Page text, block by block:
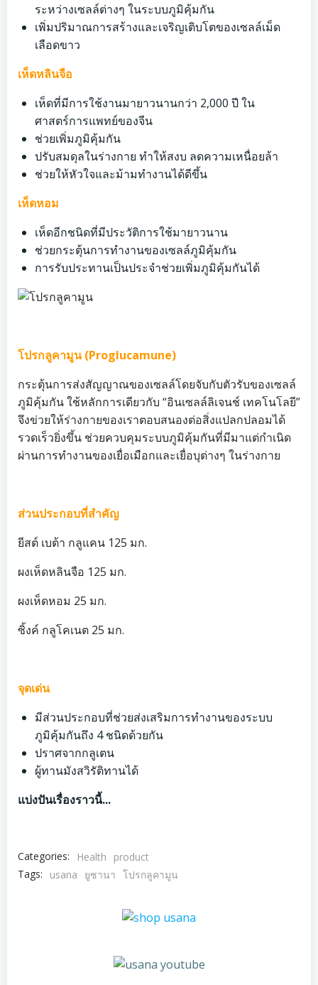
ระหว่างเซลล์ต่างๆ ในระบบภูมิคุ้มกัน
เพิ่มปริมาณการสร้างและเจริญเติบโตของเซลล์เม็ด
เลือดขาว
เห็ดหลินจือ
เห็ดที่มีการใช้งานมายาวนานกว่า 2,000 ปี ใน
ศาสตร์การแพทย์ของจีน
ช่วยเพิ่มภูมิคุ้มกัน
ปรับสมดุลในร่างกาย ทำให้สงบ ลดความเหนื่อยล้า
ช่วยให้หัวใจและม้ามทำงานได้ดีขึ้น
เห็ดหอม
เห็ดอีกชนิดที่มีประวัติการใช้มายาวนาน
ช่วยกระตุ้นการทำงานของเซลล์ภูมิคุ้มกัน
การรับประทานเป็นประจำช่วยเพิ่มภูมิคุ้มกันได้
โปรกลูคามูน (Proglucamune)
กระตุ้นการส่งสัญญาณของเซลล์โดยจับกับตัวรับของเซลล์
ภูมิคุ้มกัน ใช้หลักการเดียวกับ “อินเซลล์ลิเจนช์ เทคโนโลยี”
จึงข่วยให้ร่างกายของเราตอบสนองต่อสิ่งแปลกปลอมได้
รวดเร็วยิ่งขึ้น ช่วยควบคุมระบบภูมิคุ้มกันที่มีมาแต่กำเนิด
ผ่านการทำงานของเยื่อเมือกและเยื่อบุต่างๆ ในร่างกาย
ส่วนประกอบที่สำคัญ
ยีสต์ เบต้า กลูแคน 125 มก.
ผงเห็ดหลินจือ 125 มก.
ผงเห็ดหอม 25 มก.
ซิ้งค์ กลูโคเนต 25 มก.
จุดเด่น
มีส่วนประกอบที่ช่วยส่งเสริมการทำงานของระบบ
ภูมิคุ้มกันถึง 4 ชนิดด้วยกัน
ปราศจากกลูเตน
ผู้ทานมังสวิรัติทานได้
แบ่งปันเรื่องราวนี้...
Categories: Health
product
Tags:
usana ยูซานา โปรกลูคามูน